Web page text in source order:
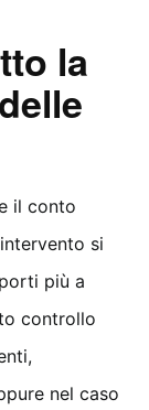
la
il conto
si
più a
controllo
nel caso